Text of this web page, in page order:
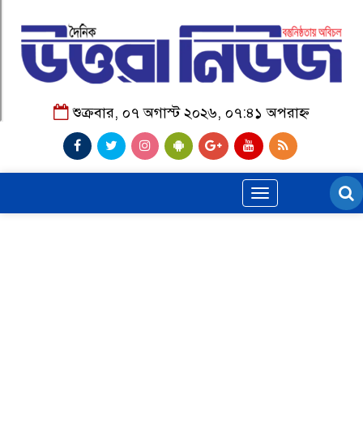
শুক্রবার, ০৭ অগাস্ট ২০২৬, ০৭:৪১ অপরাহ্ন
Toggle
navigation